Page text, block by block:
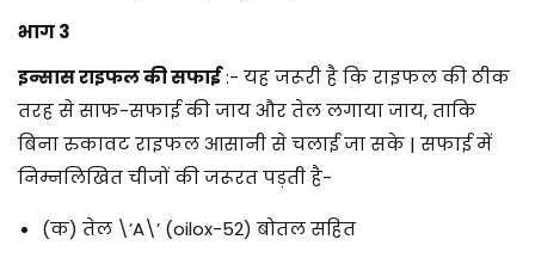
भाग 3
इन्सास राइफल की सफाई:- यह जरूरी है कि राइफल की ठीक
तरह से साफ-सफाई की जाय और तेल लगाया जाय, ताकि
बिना रुकावट राइफल आसानी से चलाई जा सके | सफाई में
निम्नलिखित चीजों की जरूरत पड़ती है-
(क) तेल \’A\’ (oilox-52) बोतल सहित